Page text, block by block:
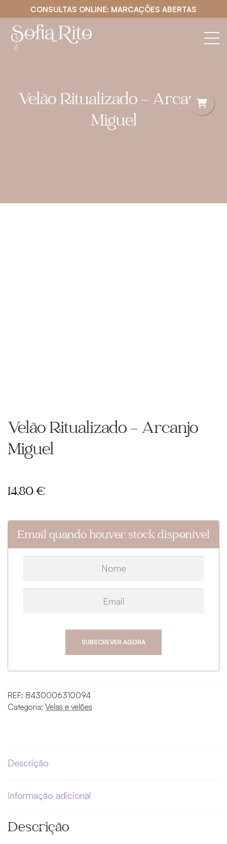
CONSULTAS ONLINE: MARCAÇÕES ABERTAS
Velão Ritualizado – Arcanjo
Miguel
Velão Ritualizado – Arcanjo
Miguel
14,80€
Email quando houver stock disponível
REF: 8430006310094
Categoria: Velas e velões
Descrição
Informação adicional
Descrição